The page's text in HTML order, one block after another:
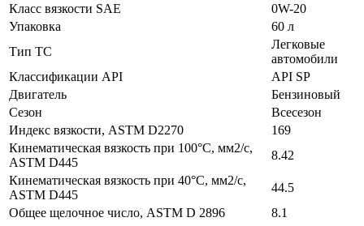
Класс вязкости SAE
0W-20
Упаковка
60 л
Тип ТС
Легковые
автомобили
Классификации API
API SP
Двигатель
Бензиновый
Сезон
Всесезон
Индекс вязкости, ASTM D2270
169
Кинематическая вязкость при 100°C, мм2/с,
ASTM D445
8.42
Кинематическая вязкость при 40°C, мм2/с,
ASTM D445
44.5
Общее щелочное число, ASTM D 2896
8.1